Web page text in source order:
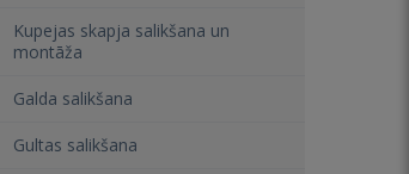
Kupejas skapja salikšana un
montāža
Galda salikšana
Gultas salikšana